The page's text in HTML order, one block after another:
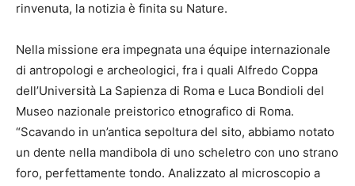
rinvenuta, la notizia è finita su Nature.
Nella missione era impegnata una équipe internazionale
di antropologi e archeologici, fra i quali Alfredo Coppa
dell’Università La Sapienza di Roma e Luca Bondioli del
Museo nazionale preistorico etnografico di Roma.
“Scavando in un’antica sepoltura del sito, abbiamo notato
un dente nella mandibola di uno scheletro con uno strano
foro, perfettamente tondo. Analizzato al microscopio a